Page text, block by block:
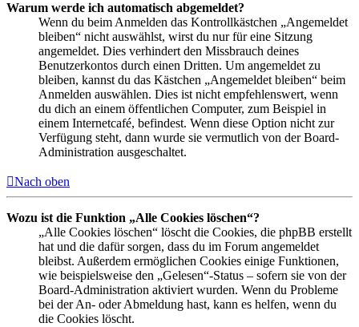
Warum werde ich automatisch abgemeldet?
Wenn du beim Anmelden das Kontrollkästchen „Angemeldet
bleiben“ nicht auswählst, wirst du nur für eine Sitzung
angemeldet. Dies verhindert den Missbrauch deines
Benutzerkontos durch einen Dritten. Um angemeldet zu
bleiben, kannst du das Kästchen „Angemeldet bleiben“ beim
Anmelden auswählen. Dies ist nicht empfehlenswert, wenn
du dich an einem öffentlichen Computer, zum Beispiel in
einem Internetcafé, befindest. Wenn diese Option nicht zur
Verfügung steht, dann wurde sie vermutlich von der Board-
Administration ausgeschaltet.
Nach oben
Wozu ist die Funktion „Alle Cookies löschen“?
„Alle Cookies löschen“ löscht die Cookies, die phpBB erstellt
hat und die dafür sorgen, dass du im Forum angemeldet
bleibst. Außerdem ermöglichen Cookies einige Funktionen,
wie beispielsweise den „Gelesen“-Status – sofern sie von der
Board-Administration aktiviert wurden. Wenn du Probleme
bei der An- oder Abmeldung hast, kann es helfen, wenn du
die Cookies löscht.